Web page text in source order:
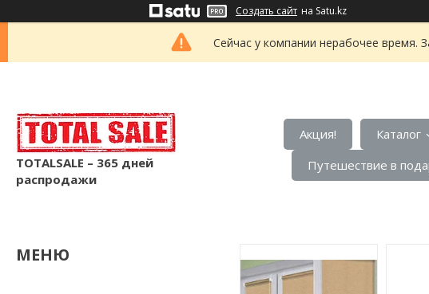
Создать сайт на Satu.kz
Сейчас у компании нерабочее время.
TOTALSALE – 365 дней
распродажи
Акция! Каталог
Путешествие в